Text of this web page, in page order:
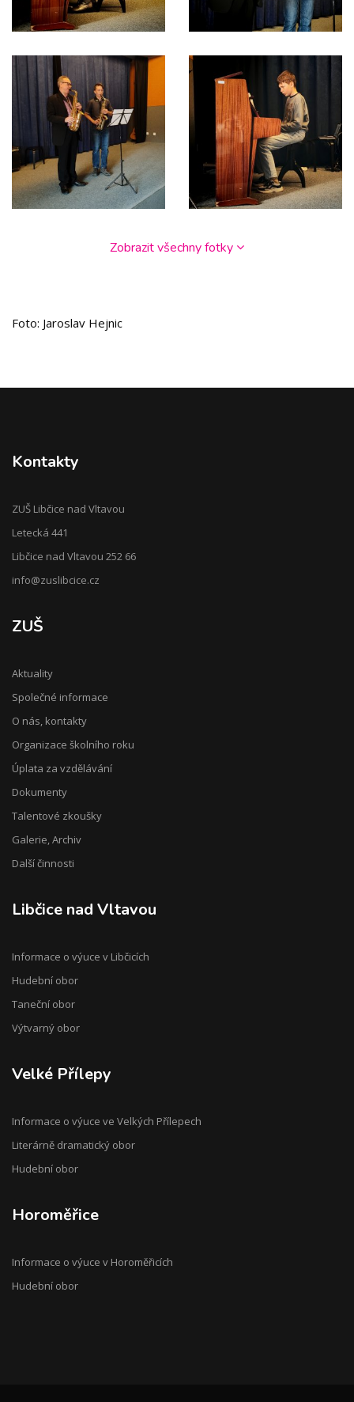
Zobrazit všechny fotky
Foto: Jaroslav Hejnic
Kontakty
ZUŠ Libčice nad Vltavou
Letecká 441
Libčice nad Vltavou 252 66
info@zuslibcice.cz
ZUŠ
Aktuality
Společné informace
O nás, kontakty
Organizace školního roku
Úplata za vzdělávání
Dokumenty
Talentové zkoušky
Galerie, Archiv
Další činnosti
Libčice nad Vltavou
Informace o výuce v Libčicích
Hudební obor
Taneční obor
Výtvarný obor
Velké Přílepy
Informace o výuce ve Velkých Přílepech
Literárně dramatický obor
Hudební obor
Horoměřice
Informace o výuce v Horoměřicích
Hudební obor